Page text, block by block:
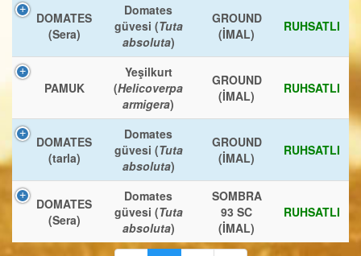
DOMATES
(Sera)
Domates
güvesi (Tuta
absoluta)
GROUND
(İMAL)
RUHSATLI
PAMUK
Yeşilkurt
(Helicoverpa
armigera)
GROUND
(İMAL)
RUHSATLI
DOMATES
(tarla)
Domates
güvesi (Tuta
absoluta)
GROUND
(İMAL)
RUHSATLI
DOMATES
(Sera)
Domates
güvesi (Tuta
absoluta)
SOMBRA
93 SC
(İMAL)
RUHSATLI